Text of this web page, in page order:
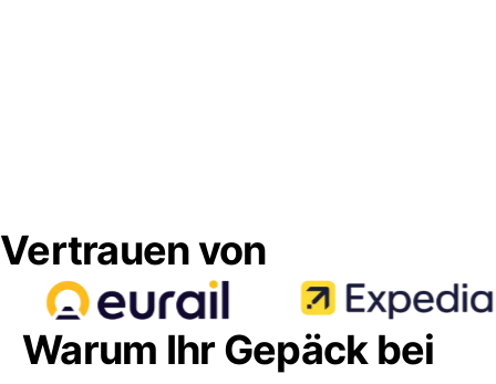
Vertrauen von
Warum Ihr Gepäck bei